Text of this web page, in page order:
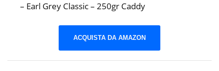
– Earl Grey Classic – 250gr Caddy
ACQUISTA DA AMAZON